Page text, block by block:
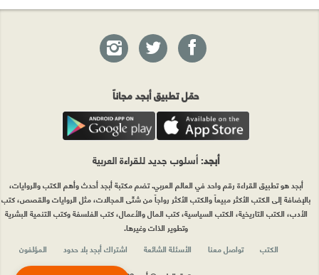
حمّل تطبيق أبجد مجاناً
أبجد: أسلوب جديد للقراءة العربية
أبجد هو تطبيق القراءة رقم واحد في العالم العربي. تضم مكتبة أبجد أحدث وأهم الكتب والروايات،
بالإضافة إلى الكتب الأكثر مبيعاً والكتب الأكثر رواجاً من شتّى المجالات، مثل الروايات والقصص، كتب
الأدب، الكتب التاريخية، الكتب السياسية، كتب المال والأعمال، كتب الفلسفة وكتب التنمية البشرية
وتطوير الذات وغيرها.
الكتب
تواصل معنا الأسئلة الشائعة اشتراك أبجد بلا حدود
المؤلفون